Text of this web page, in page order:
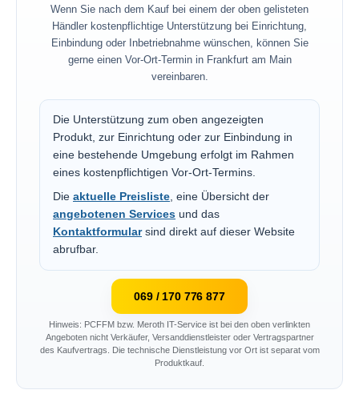
Wenn Sie nach dem Kauf bei einem der oben gelisteten
Händler kostenpflichtige Unterstützung bei Einrichtung,
Einbindung oder Inbetriebnahme wünschen, können Sie
gerne einen Vor-Ort-Termin in Frankfurt am Main
vereinbaren.
Die Unterstützung zum oben angezeigten
Produkt, zur Einrichtung oder zur Einbindung in
eine bestehende Umgebung erfolgt im Rahmen
eines kostenpflichtigen Vor-Ort-Termins.
Die aktuelle Preisliste, eine Übersicht der
angebotenen Services und das
Kontaktformularsind direkt auf dieser Website
abrufbar.
069 / 170 776 877
Hinweis: PCFFM bzw. Meroth IT-Service ist bei den oben verlinkten
Angeboten nicht Verkäufer, Versanddienstleister oder Vertragspartner
des Kaufvertrags. Die technische Dienstleistung vor Ort ist separat vom
Produktkauf.